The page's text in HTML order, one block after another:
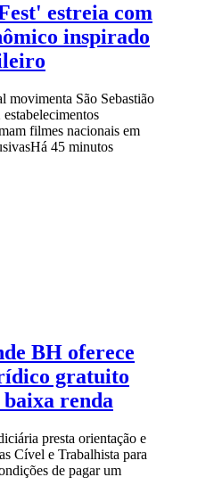
estreia com
inspirado
movimenta São Sebastião
filmes nacionais em
Há 45 minutos
BH oferece
gratuito
baixa renda
presta orientação e
Cível e Trabalhista para
de pagar um